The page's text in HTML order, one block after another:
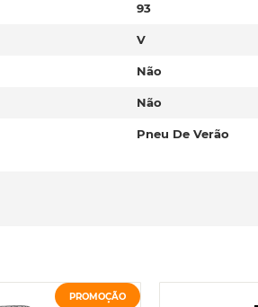
93
V
Não
Não
Pneu De Verão
PROMOÇÃO